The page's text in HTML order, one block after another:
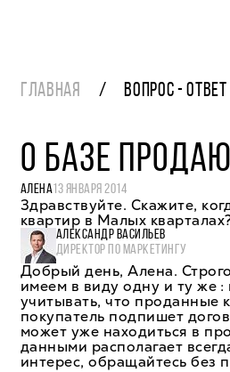
ГЛАВНАЯ ВОПРОС - ОТВЕТ
О БАЗЕ
АЛЕНА13 ЯНВАРЯ 2014
Здравствуйте. Скажите,
квартир в Малых
АЛЕКСАНДР ВАСИЛЬЕВ
ДИРЕКТОР ПО МАРКЕТИНГУ
Добрый день, Алена.
имеем в виду одну и ту же :
учитывать, что проданные
покупатель подпишет
может уже находиться в
данными располагает
интерес, обращайтесь без